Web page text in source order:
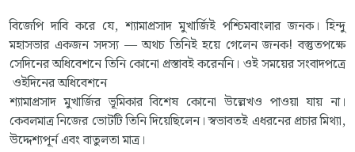
বিজেপি দাবি করে যে, শ্যামাপ্রসাদ মুখার্জিই পশ্চিমবাংলার জনক। হিন্দু
মহাসভার একজন সদস্য — অথচ তিনিই হয়ে গেলেন জনক! বস্তুতপক্ষে
সেদিনের অধিবেশনে তিনি কোনো প্রস্তাবই করেননি। ওই সময়ের সংবাদপত্রে
ওইদিনের অধিবেশনে
শ্যামাপ্রসাদ মুখার্জির ভূমিকার বিশেষ কোনো উল্লেখও পাওয়া যায় না।
কেবলমাত্র নিজের ভোটটি তিনি দিয়েছিলেন। স্বভাবতই এধরনের প্রচার মিথ্যা,
উদ্দেশ্যপূর্ন এবং বাতুলতা মাত্র।